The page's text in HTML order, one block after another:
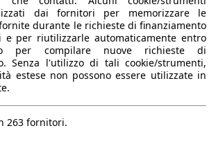
di Accessibilità
dai fornitori per memorizzare le
durante le richieste di finanziamento
e per riutilizzarle automaticamente entro
per compilare nuove richieste di
Senza l'utilizzo di tali cookie/strumenti,
estese non possono essere utilizzate in
263 fornitori.